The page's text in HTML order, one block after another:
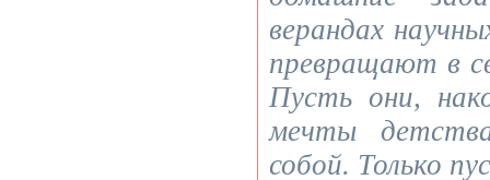
верандах
превращают в
Пусть они,
мечты
собой. Только